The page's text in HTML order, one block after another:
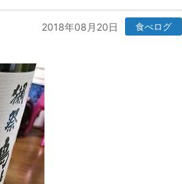
2018年08月20日 食べログ